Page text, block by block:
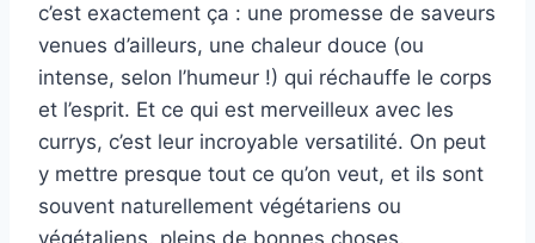
c’est exactement ça : une promesse de saveurs
venues d’ailleurs, une chaleur douce (ou
intense, selon l’humeur !) qui réchauffe le corps
et l’esprit. Et ce qui est merveilleux avec les
currys, c’est leur incroyable versatilité. On peut
y mettre presque tout ce qu’on veut, et ils sont
souvent naturellement végétariens ou